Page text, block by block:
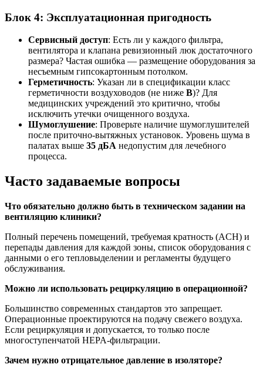
Блок 4: Эксплуатационная пригодность
Сервисный доступ: Есть ли у каждого фильтра,
вентилятора и клапана ревизионный люк достаточного
размера? Частая ошибка — размещение оборудования за
несъемным гипсокартонным потолком.
Герметичность: Указан ли в спецификации класс
герметичности воздуховодов (не ниже В)? Для
медицинских учреждений это критично, чтобы
исключить утечки очищенного воздуха.
Шумоглушение: Проверьте наличие шумоглушителей
после приточно-вытяжных установок. Уровень шума в
палатах выше 35 дБА недопустим для лечебного
процесса.
Часто задаваемые вопросы
Что обязательно должно быть в техническом задании на
вентиляцию клиники?
Полный перечень помещений, требуемая кратность (ACH) и
перепады давления для каждой зоны, список оборудования с
данными о его тепловыделении и регламенты будущего
обслуживания.
Можно ли использовать рециркуляцию в операционной?
Большинство современных стандартов это запрещает.
Операционные проектируются на подачу свежего воздуха.
Если рециркуляция и допускается, то только после
многоступенчатой HEPA-фильтрации.
Зачем нужно отрицательное давление в изоляторе?